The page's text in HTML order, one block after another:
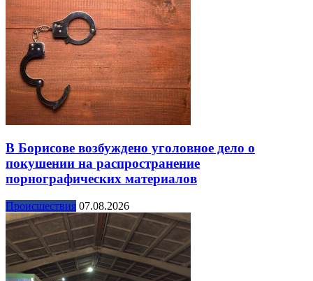
В Борисове возбуждено уголовное дело о
покушении на распространение
порнографических материалов
Происшествия 07.08.2026